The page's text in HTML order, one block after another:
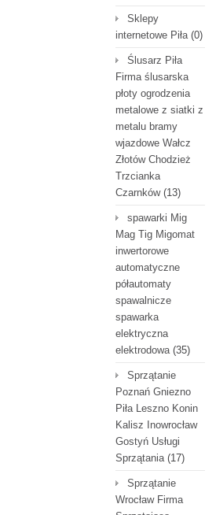
Sklepy
internetowe Piła(0)
Ślusarz Piła
Firma ślusarska
płoty ogrodzenia
metalowe z siatki z
metalu bramy
wjazdowe Wałcz
Złotów Chodzież
Trzcianka
Czarnków(13)
spawarki Mig
Mag Tig Migomat
inwertorowe
automatyczne
półautomaty
spawalnicze
spawarka
elektryczna
elektrodowa(35)
Sprzątanie
Poznań Gniezno
Piła Leszno Konin
Kalisz Inowrocław
Gostyń Usługi
Sprzątania(17)
Sprzątanie
Wrocław Firma